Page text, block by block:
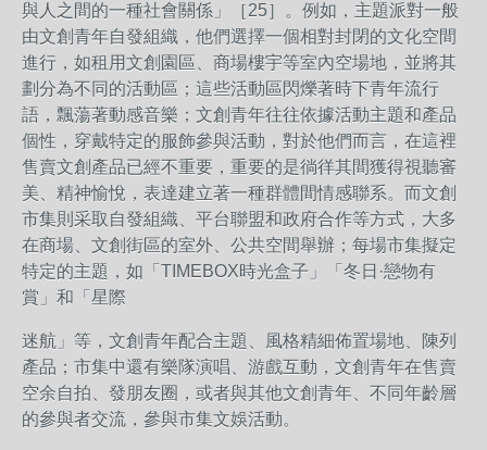
與人之間的一種社會關係」［25］。例如，主題派對一般
由文創青年自發組織，他們選擇一個相對封閉的文化空間
進行，如租用文創園區、商場樓宇等室內空場地，並將其
劃分為不同的活動區；這些活動區閃爍著時下青年流行
語，飄蕩著動感音樂；文創青年往往依據活動主題和產品
個性，穿戴特定的服飾參與活動，對於他們而言，在這裡
售賣文創產品已經不重要，重要的是徜徉其間獲得視聽審
美、精神愉悅，表達建立著一種群體間情感聯系。而文創
市集則采取自發組織、平台聯盟和政府合作等方式，大多
在商場、文創街區的室外、公共空間舉辦；每場市集擬定
特定的主題，如「TIMEBOX時光盒子」「冬日·戀物有
賞」和「星際
迷航」等，文創青年配合主題、風格精細佈置場地、陳列
產品；市集中還有樂隊演唱、游戲互動，文創青年在售賣
空余自拍、發朋友圈，或者與其他文創青年、不同年齡層
的參與者交流，參與市集文娛活動。